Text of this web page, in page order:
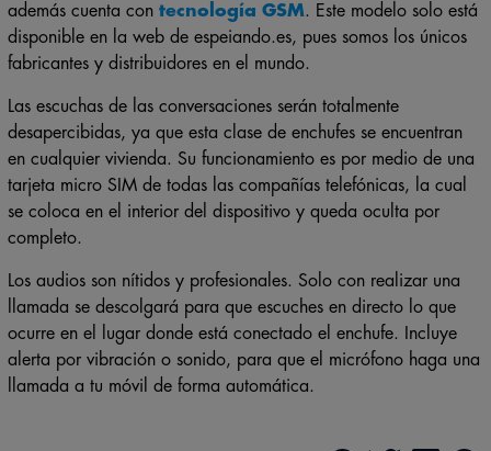
disponible en la web de espeiando.es, pues somos los únicos
fabricantes y distribuidores en el mundo.
desapercibidas, ya que esta clase de enchufes se encuentran
en cualquier vivienda. Su funcionamiento es por medio de una
tarjeta micro SIM de todas las compañías telefónicas, la cual
se coloca en el interior del dispositivo y queda oculta por
completo.
llamada se descolgará para que escuches en directo lo que
ocurre en el lugar donde está conectado el enchufe. Incluye
alerta por vibración o sonido, para que el micrófono haga una
llamada a tu móvil de forma automática.